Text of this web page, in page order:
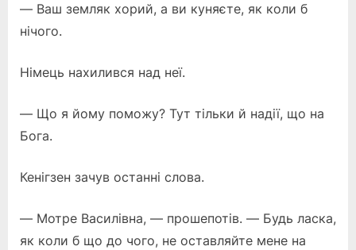
— Ваш земляк хорий, а ви куняєте, як коли б
нічого.
Німець нахилився над неї.
— Що я йому поможу? Тут тільки й надії, що на
Бога.
Кенігзен зачув останні слова.
— Мотре Василівна, — прошепотів. — Будь ласка,
як коли б що до чого, не оставляйте мене на